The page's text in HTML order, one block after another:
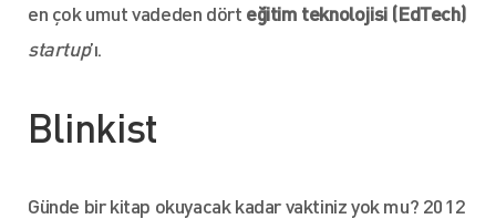
en çok umut vadeden dört eğitim teknolojisi (EdTech)
startup’ı.
Blinkist
Günde bir kitap okuyacak kadar vaktiniz yok mu? 2012